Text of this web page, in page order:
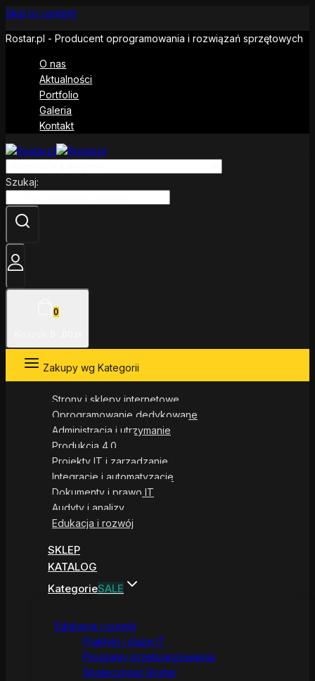
Skip to content
Rostar.pl - Producent oprogramowania i rozwiązań sprzętowych
O nas
Aktualności
Portfolio
Galeria
Kontakt
Szukaj:
0
Zakupy wg Kategorii
Strony i sklepy internetowe
Oprogramowanie dedykowane
Administracja i utrzymanie
Produkcja 4.0
Projekty IT i zarządzanie
Integracje i automatyzacje
Dokumenty i prawo IT
Audyty i analizy
Edukacja i rozwój
SKLEP
KATALOG
KategorieSALE
Edukacja i rozwój
Praktyki i staże IT
Programy przebranżowienia
Społeczność Rostar